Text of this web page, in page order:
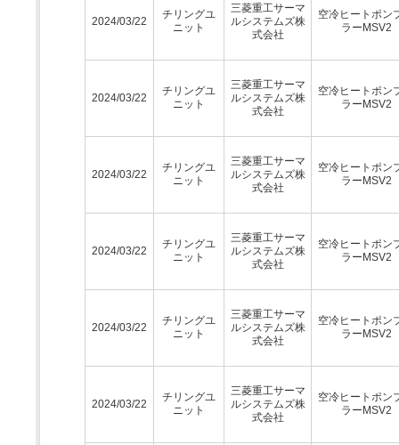
2024/03/22
チリングユ
ニット
三菱重工サーマ
ルシステムズ株
式会社
空冷ヒートポン
ラーMSV2
2024/03/22
チリングユ
ニット
三菱重工サーマ
ルシステムズ株
式会社
空冷ヒートポン
ラーMSV2
2024/03/22
チリングユ
ニット
三菱重工サーマ
ルシステムズ株
式会社
空冷ヒートポン
ラーMSV2
2024/03/22
チリングユ
ニット
三菱重工サーマ
ルシステムズ株
式会社
空冷ヒートポン
ラーMSV2
2024/03/22
チリングユ
ニット
三菱重工サーマ
ルシステムズ株
式会社
空冷ヒートポン
ラーMSV2
2024/03/22
チリングユ
ニット
三菱重工サーマ
ルシステムズ株
式会社
空冷ヒートポン
ラーMSV2